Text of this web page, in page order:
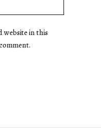
website in this